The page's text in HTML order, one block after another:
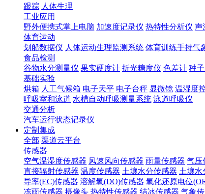
跟踪 人体生理
工业应用
野外便携式掌上电脑 加速度记录仪 热特性分析仪 声
体育运动
划船数据仪 人体运动生理监测系统 体育训练手持气
食品检测
谷物水分测量仪 果实硬度计 折光糖度仪 色差计 种
基础实验
烘箱 人工气候箱 电子天平 电子台秤 显微镜 温湿度
呼吸室和泳道 水槽自动呼吸测量系统 泳道呼吸仪
交通分析
汽车运行状态记录仪
定制集成
全部 渠道云平台
传感器
空气温湿度传感器 风速风向传感器 雨量传感器 气压
直接辐射传感器 温度传感器 土壤水分传感器 土壤水
导率(EC)传感器 溶解氧(DO)传感器 氧化还原电位
冻雨传感器 摄像头 热特性传感器 结冰传感器 气象